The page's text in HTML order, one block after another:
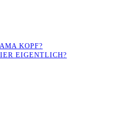
KOPF?
EIGENTLICH?